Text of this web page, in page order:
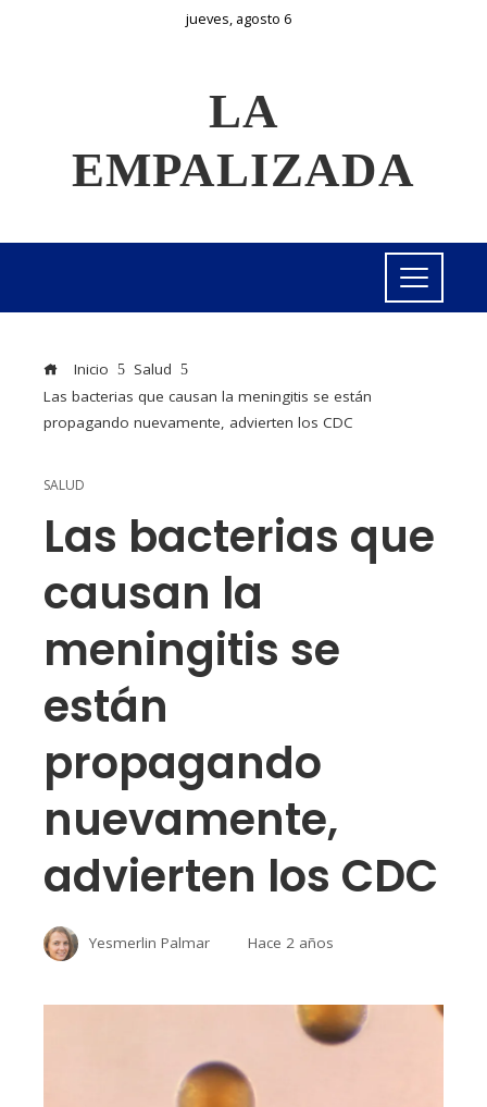
jueves, agosto 6
LA
EMPALIZADA
Inicio
Salud
Las bacterias que causan la meningitis se están
propagando nuevamente, advierten los CDC
SALUD
Las bacterias que
causan la
meningitis se
están
propagando
nuevamente,
advierten los CDC
Yesmerlin Palmar Hace 2 años